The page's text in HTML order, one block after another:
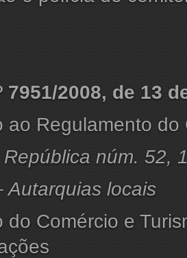
7951/2008, de 13
ao Regulamento do
núm. 52,
Autarquias locais
do Comércio e